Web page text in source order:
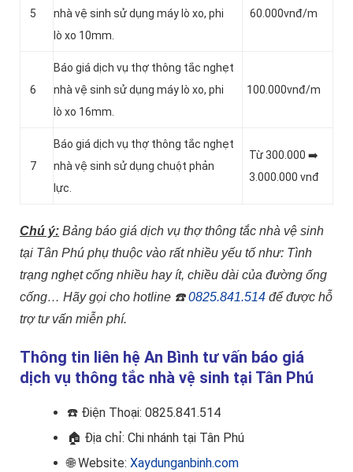
5
nhà vệ sinh sử dụng máy lò xo, phi
lò xo 10mm.
60.000vnđ/m
6
Báo giá dịch vụ thợ thông tắc nghẹt
nhà vệ sinh sử dụng máy lò xo, phi
lò xo 16mm.
100.000vnđ/m
7
Báo giá dịch vụ thợ thông tắc nghẹt
nhà vệ sinh sử dụng chuột phản
lực.
Từ 300.000 ➡️
3.000.000 vnđ
Chú ý: Bảng báo giá dịch vụ thợ thông tắc nhà vệ sinh
tại Tân Phú phụ thuộc vào rất nhiều yếu tố như: Tình
trạng nghẹt cống nhiều hay ít, chiều dài của đường ống
cống… Hãy gọi cho hotline ☎️0825.841.514 để được hỗ
trợ tư vấn miễn phí.
Thông tin liên hệ An Bình tư vấn báo giá
dịch vụ thông tắc nhà vệ sinh tại Tân Phú
☎️ Điện Thoại: 0825.841.514
🏠 Địa chỉ: Chi nhánh tại Tân Phú
🌐 Website: Xaydunganbinh.com